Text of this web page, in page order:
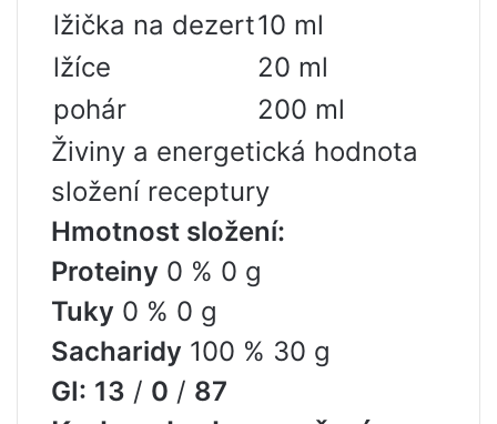
lžička na dezert10 ml
lžíce
20 ml
pohár
200 ml
Živiny a energetická hodnota
složení receptury
Hmotnost složení:
Proteiny 0 % 0 g
Tuky 0 % 0 g
Sacharidy 100 % 30 g
GI: 13 / 0 / 87